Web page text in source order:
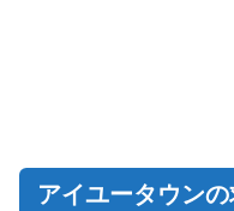
アイユータウン